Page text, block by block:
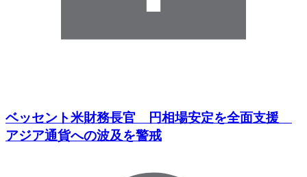
ベッセント米財務長官 円相場安定を全面支援
アジア通貨への波及を警戒